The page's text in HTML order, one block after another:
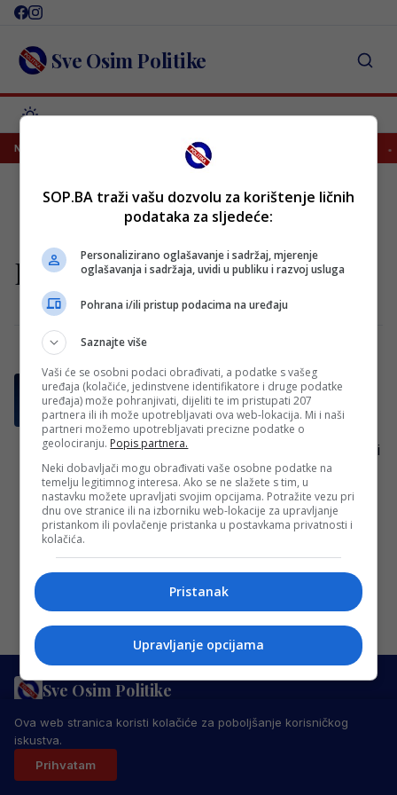
Skip
content Sve Osim Politike
NAJNOVIJE
Salah potpisao za Trabzonspor, poznato koliko će zarađivati
Infantini
FIFA uvodi novo pravilo za Svjetsko
prvenstvo, svi će biti oduševljeni
FIFA razmatra značajnu izmjenu pravila
vezanih uz žute kartone koja bi mogla imati
velik utjecaj na tijek Svjetskog prvenstva
2026….
Redakcija Sop·28/04/2026
Sve Osim Politike
IMPRESSUMKONTAKT
© 2026 Sve Osim Politike. Sva prava zadržana.
Ova web stranica koristi kolačiće za poboljšanje korisničkog
iskustva.
Prihvatam
SOP.BA traži vašu dozvolu za korištenje ličnih
podataka za sljedeće:
Personalizirano oglašavanje i sadržaj, mjerenje
oglašavanja i sadržaja, uvidi u publiku i razvoj usluga
Pohrana i/ili pristup podacima na uređaju
Saznajte više
Vaši će se osobni podaci obrađivati, a podatke s vašeg
uređaja (kolačiće, jedinstvene identifikatore i druge podatke
uređaja) može pohranjivati, dijeliti te im pristupati 207
partnera ili ih može upotrebljavati ova web-lokacija. Mi i naši
partneri možemo upotrebljavati precizne podatke o
geolociranju. Popis partnera.
Neki dobavljači mogu obrađivati vaše osobne podatke na
temelju legitimnog interesa. Ako se ne slažete s tim, u
nastavku možete upravljati svojim opcijama. Potražite vezu pri
dnu ove stranice ili na izborniku web-lokacije za upravljanje
pristankom ili povlačenje pristanka u postavkama privatnosti i
kolačića.
Pristanak
Upravljanje opcijama